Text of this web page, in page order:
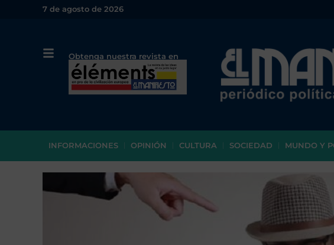
7 de agosto de 2026
Obtenga nuestra revista en
papel o en PDF
INFORMACIONES OPINIÓN CULTURA SOCIEDAD MUNDO Y